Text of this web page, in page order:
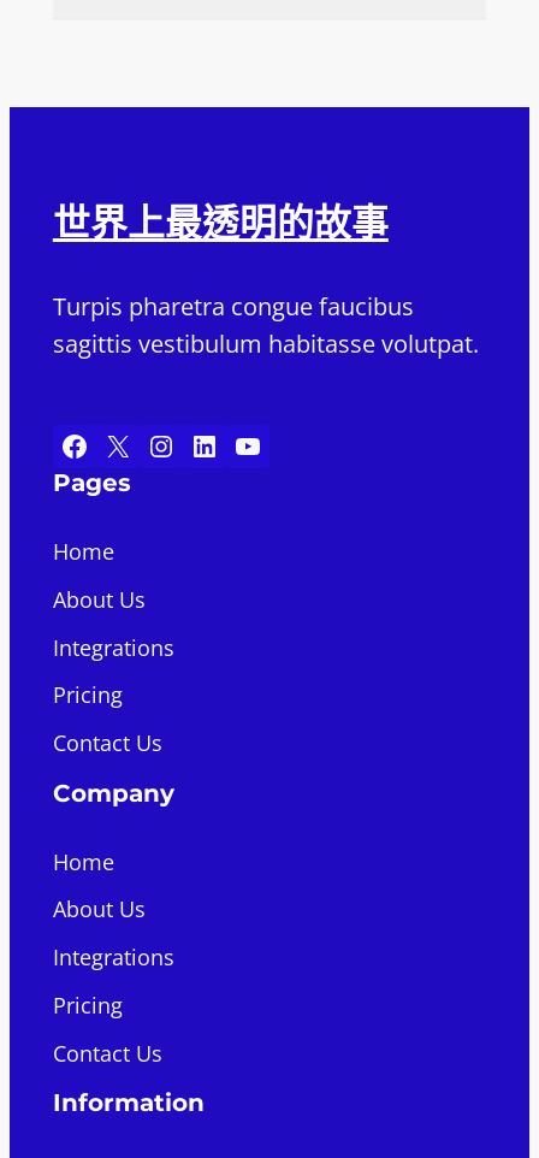
世界上最透明的故事
Turpis pharetra congue faucibus
sagittis vestibulum habitasse volutpat.
Facebook X Instagram LinkedIn YouTube
Pages
Home
About Us
Integrations
Pricing
Contact Us
Company
Home
About Us
Integrations
Pricing
Contact Us
Information